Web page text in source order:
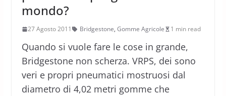
mondo?
27 Agosto 2011 Bridgestone, Gomme Agricole 1 min read
Quando si vuole fare le cose in grande,
Bridgestone non scherza. VRPS, dei sono
veri e propri pneumatici mostruosi dal
diametro di 4,02 metri gomme che